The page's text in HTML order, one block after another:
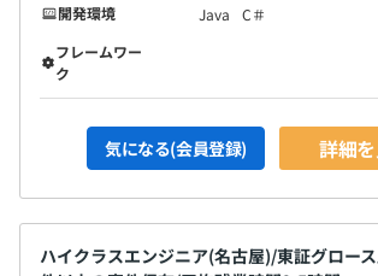
開発環境
Java
C＃
フレームワー
ク
気になる(会員登録) 詳細
ハイクラスエンジニア(名古屋)/東証グロー